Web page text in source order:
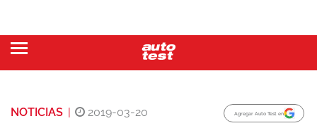
NOTICIAS | 2019-03-20 Agregar Auto Test en